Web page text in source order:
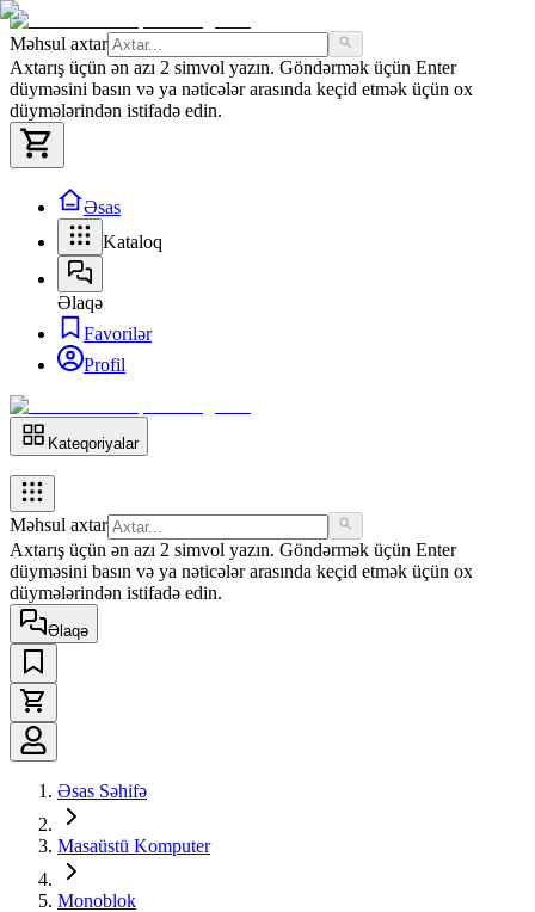
Məhsul axtar
Axtarış üçün ən azı 2 simvol yazın. Göndərmək üçün Enter
düyməsini basın və ya nəticələr arasında keçid etmək üçün ox
düymələrindən istifadə edin.
Əsas
Kataloq
Əlaqə
Favorilər
Profil
Kateqoriyalar
Məhsul axtar
Axtarış üçün ən azı 2 simvol yazın. Göndərmək üçün Enter
düyməsini basın və ya nəticələr arasında keçid etmək üçün ox
düymələrindən istifadə edin.
Əlaqə
Əsas Səhifə
Masaüstü Komputer
Monoblok